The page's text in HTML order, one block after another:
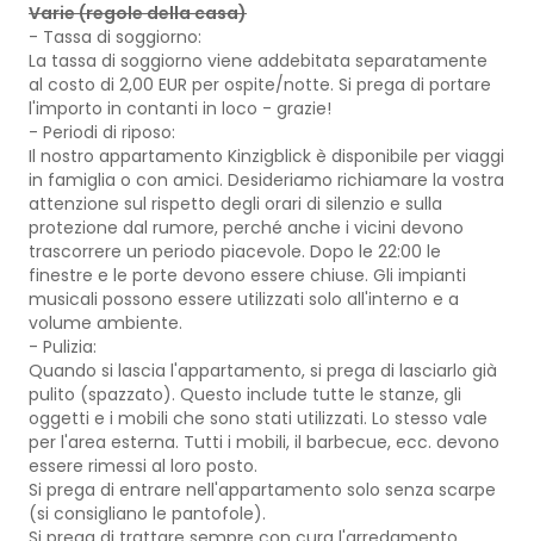
Varie (regole della casa)
- Tassa di soggiorno:
La tassa di soggiorno viene addebitata separatamente
al costo di 2,00 EUR per ospite/notte. Si prega di portare
l'importo in contanti in loco - grazie!
- Periodi di riposo:
Il nostro appartamento Kinzigblick è disponibile per viaggi
in famiglia o con amici. Desideriamo richiamare la vostra
attenzione sul rispetto degli orari di silenzio e sulla
protezione dal rumore, perché anche i vicini devono
trascorrere un periodo piacevole. Dopo le 22:00 le
finestre e le porte devono essere chiuse. Gli impianti
musicali possono essere utilizzati solo all'interno e a
volume ambiente.
- Pulizia:
Quando si lascia l'appartamento, si prega di lasciarlo già
pulito (spazzato). Questo include tutte le stanze, gli
oggetti e i mobili che sono stati utilizzati. Lo stesso vale
per l'area esterna. Tutti i mobili, il barbecue, ecc. devono
essere rimessi al loro posto.
Si prega di entrare nell'appartamento solo senza scarpe
(si consigliano le pantofole).